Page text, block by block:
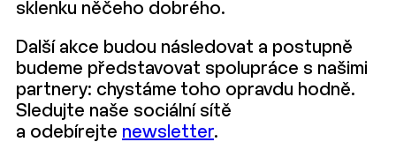
sklenku něčeho dobrého.
Další akce budou následovat a postupně
budeme představovat spolupráce s našimi
partnery: chystáme toho opravdu hodně.
Sledujte naše sociální sítě
a odebírejte newsletter.